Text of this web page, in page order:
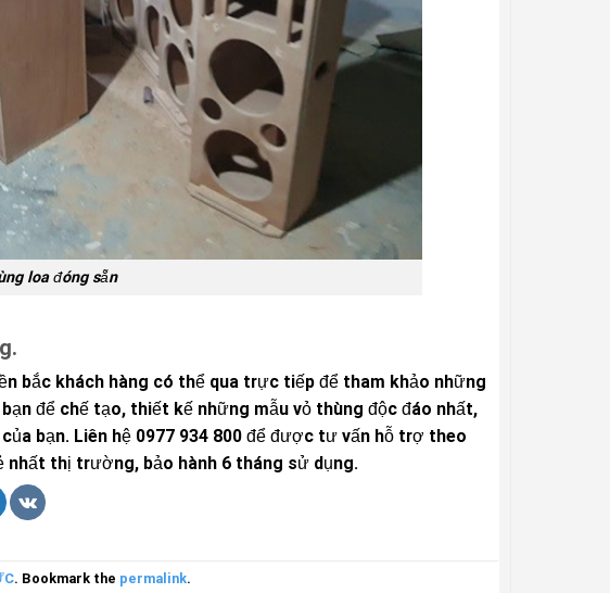
loa đóng sẵn
bắc khách hàng có thể qua trực tiếp để tham khảo những
để chế tạo, thiết kế những mẫu vỏ thùng độc đáo nhất,
bạn. Liên hệ 0977 934 800 để được tư vấn hỗ trợ theo
nhất thị trường, bảo hành 6 tháng sử dụng.
. Bookmark the permalink.